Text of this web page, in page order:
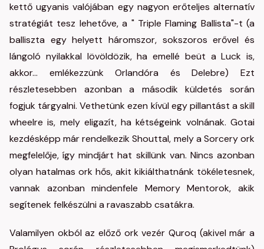
kettő ugyanis valójában egy nagyon erőteljes alternatív
stratégiát tesz lehetőve, a " Triple Flaming Ballista"-t (a
balliszta egy helyett háromszor, sokszoros erővel és
lángoló nyilakkal lövöldözik, ha emellé beüt a Luck is,
akkor… emlékezzünk Orlandóra és Delebre) Ezt
részletesebben azonban a második küldetés során
fogjuk tárgyalni. Vethetünk ezen kívül egy pillantást a skill
wheelre is, mely eligazít, ha kétségeink volnának. Gotai
kezdésképp már rendelkezik Shouttal, mely a Sorcery ork
megfelelője, így mindjárt hat skillünk van. Nincs azonban
olyan hatalmas ork hős, akit kikiálthatnánk tökéletesnek,
vannak azonban mindenfele Memory Mentorok, akik
segítenek felkészülni a ravaszabb csatákra.
Valamilyen okból az előző ork vezér Quroq (akivel már a